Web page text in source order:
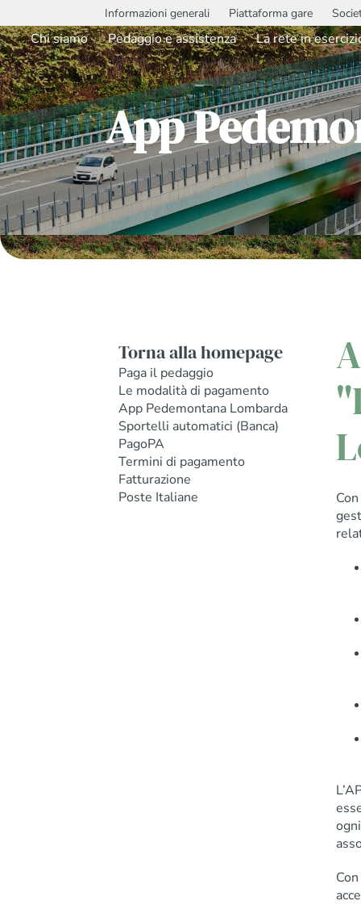
Informazioni generali Piattaforma gare
Chi siamo Pedaggio e assistenza La rete in
App
Torna alla homepage
Paga il pedaggio
Le modalità di pagamento
App Pedemontana Lombarda
Sportelli automatici (Banca)
PagoPA
Termini di pagamento
Fatturazione
Poste Italiane